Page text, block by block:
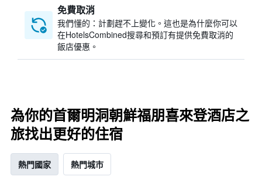
免費取消
我們懂的：計劃趕不上變化。這也是為什麼你可以
在HotelsCombined搜尋和預訂有提供免費取消的
飯店優惠。
為你的首爾明洞朝鮮福朋喜來登酒店之
旅找出更好的住宿
熱門國家 熱門城市